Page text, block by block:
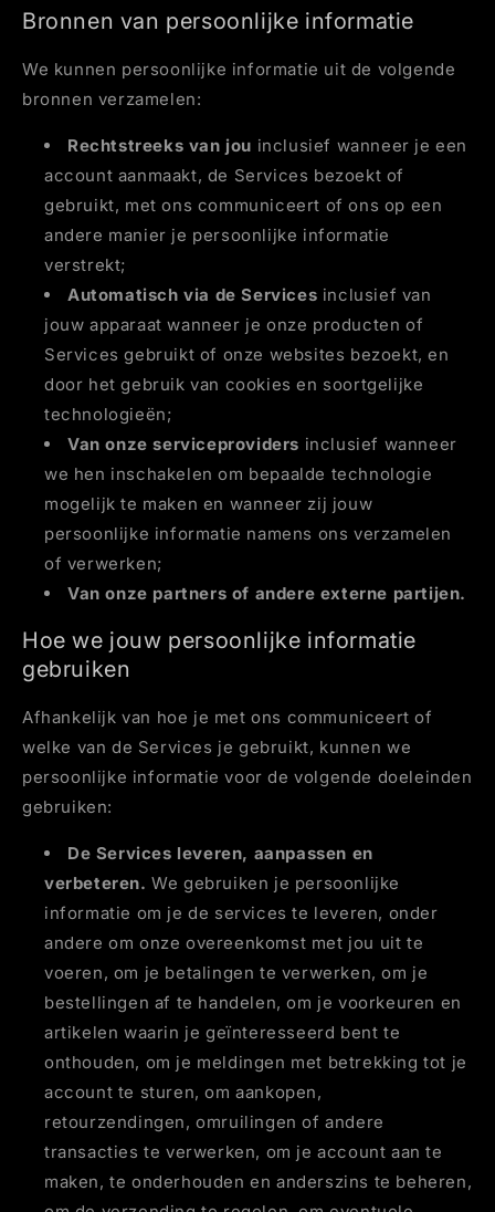
Bronnen van persoonlijke informatie
We kunnen persoonlijke informatie uit de volgende
bronnen verzamelen:
Rechtstreeks van jou inclusief wanneer je een
account aanmaakt, de Services bezoekt of
gebruikt, met ons communiceert of ons op een
andere manier je persoonlijke informatie
verstrekt;
Automatisch via de Services inclusief van
jouw apparaat wanneer je onze producten of
Services gebruikt of onze websites bezoekt, en
door het gebruik van cookies en soortgelijke
technologieën;
Van onze serviceproviders inclusief wanneer
we hen inschakelen om bepaalde technologie
mogelijk te maken en wanneer zij jouw
persoonlijke informatie namens ons verzamelen
of verwerken;
Van onze partners of andere externe partijen.
Hoe we jouw persoonlijke informatie
gebruiken
Afhankelijk van hoe je met ons communiceert of
welke van de Services je gebruikt, kunnen we
persoonlijke informatie voor de volgende doeleinden
gebruiken:
De Services leveren, aanpassen en
verbeteren. We gebruiken je persoonlijke
informatie om je de services te leveren, onder
andere om onze overeenkomst met jou uit te
voeren, om je betalingen te verwerken, om je
bestellingen af te handelen, om je voorkeuren en
artikelen waarin je geïnteresseerd bent te
onthouden, om je meldingen met betrekking tot je
account te sturen, om aankopen,
retourzendingen, omruilingen of andere
transacties te verwerken, om je account aan te
maken, te onderhouden en anderszins te beheren,